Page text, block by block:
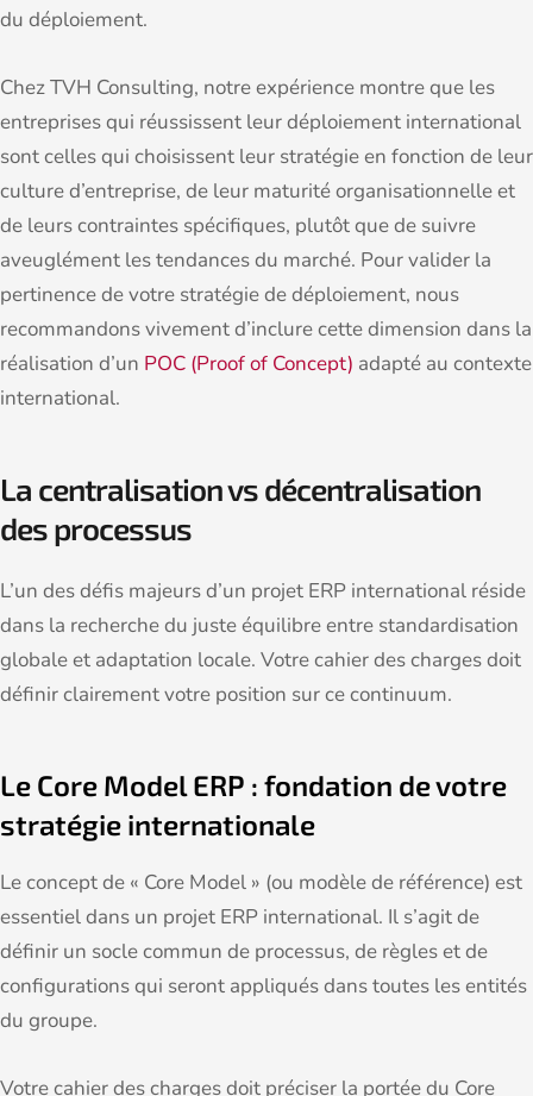
du déploiement.
Chez TVH Consulting, notre expérience montre que les
entreprises qui réussissent leur déploiement international
sont celles qui choisissent leur stratégie en fonction de leur
culture d’entreprise, de leur maturité organisationnelle et
de leurs contraintes spécifiques, plutôt que de suivre
aveuglément les tendances du marché. Pour valider la
pertinence de votre stratégie de déploiement, nous
recommandons vivement d’inclure cette dimension dans la
réalisation d’un POC (Proof of Concept) adapté au contexte
international.
La centralisation vs décentralisation
des processus
L’un des défis majeurs d’un projet ERP international réside
dans la recherche du juste équilibre entre standardisation
globale et adaptation locale. Votre cahier des charges doit
définir clairement votre position sur ce continuum.
Le Core Model ERP : fondation de votre
stratégie internationale
Le concept de « Core Model » (ou modèle de référence) est
essentiel dans un projet ERP international. Il s’agit de
définir un socle commun de processus, de règles et de
configurations qui seront appliqués dans toutes les entités
du groupe.
Votre cahier des charges doit préciser la portée du Core